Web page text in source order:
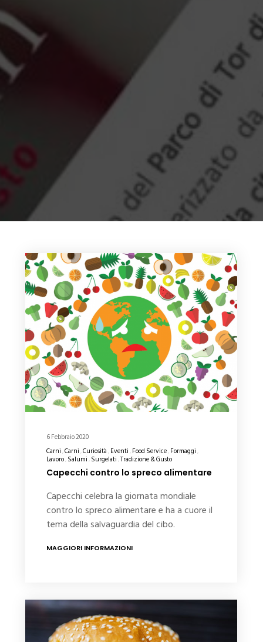
6 Febbraio 2020
Carni Carni Curiosità Eventi Food Service Formaggi
Lavoro Salumi Surgelati Tradizione & Gusto
Capecchi contro lo spreco alimentare
Capecchi celebra la giornata mondiale
contro lo spreco alimentare e ha a cuore il
tema della salvaguardia del cibo.
MAGGIORI INFORMAZIONI